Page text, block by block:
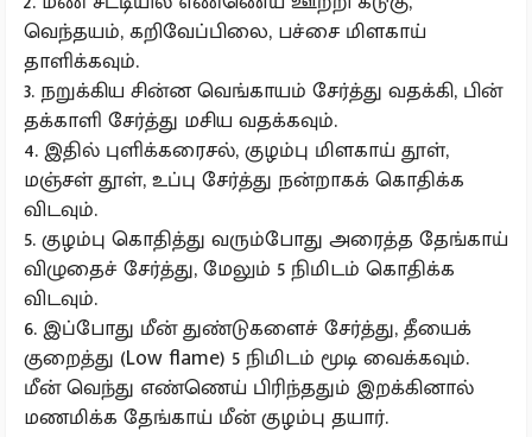
வெந்தயம், கறிவேப்பிலை, பச்சை மிளகாய்
தாளிக்கவும்.
3. நறுக்கிய சின்ன வெங்காயம் சேர்த்து வதக்கி, பின்
தக்காளி சேர்த்து மசிய வதக்கவும்.
4. இதில் புளிக்கரைசல், குழம்பு மிளகாய் தூள்,
மஞ்சள் தூள், உப்பு சேர்த்து நன்றாகக் கொதிக்க
விடவும்.
5. குழம்பு கொதித்து வரும்போது அரைத்த தேங்காய்
விழுதைச் சேர்த்து, மேலும் 5 நிமிடம் கொதிக்க
விடவும்.
6. இப்போது மீன் துண்டுகளைச் சேர்த்து, தீயைக்
குறைத்து (Low flame) 5 நிமிடம் மூடி வைக்கவும்.
மீன் வெந்து எண்ணெய் பிரிந்ததும் இறக்கினால்
மணமிக்க தேங்காய் மீன் குழம்பு தயார்.